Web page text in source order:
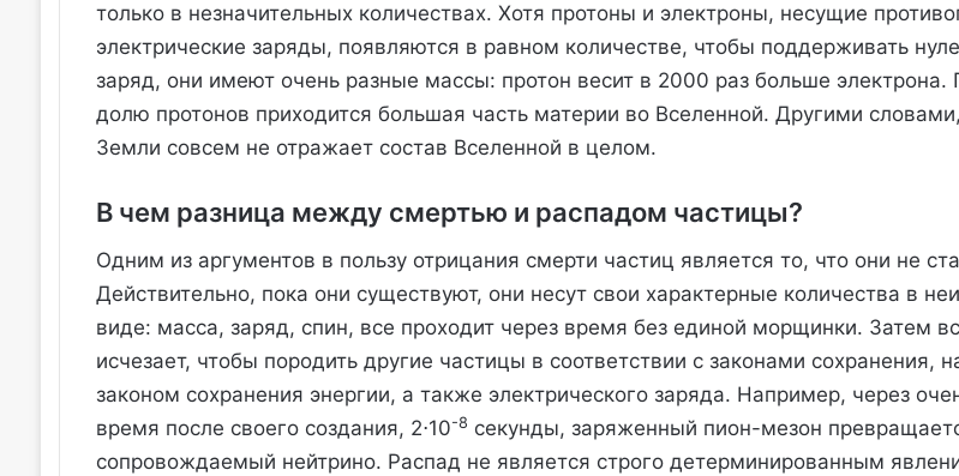
только в незначительных количествах. Хотя протоны и электроны, несущие
электрические заряды, появляются в равном количестве, чтобы поддерживать
заряд, они имеют очень разные массы: протон весит в 2000 раз больше электрона.
долю протонов приходится большая часть материи во Вселенной. Другими
Земли совсем не отражает состав Вселенной в целом.
В чем разница между смертью и распадом частицы?
Одним из аргументов в пользу отрицания смерти частиц является то, что они не
Действительно, пока они существуют, они несут свои характерные количества в
виде: масса, заряд, спин, все проходит через время без единой морщинки. Затем
исчезает, чтобы породить другие частицы в соответствии с законами сохранения,
законом сохранения энергии, а также электрического заряда. Например, через
время после своего создания, 2⋅10-8 секунды, заряженный пион-мезон
сопровождаемый нейтрино. Распад не является строго детерминированным